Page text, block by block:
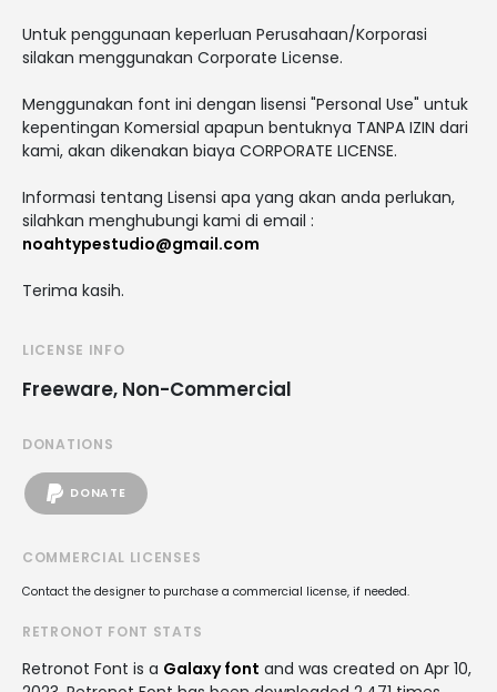
Untuk penggunaan keperluan Perusahaan/Korporasi
silakan menggunakan Corporate License.
Menggunakan font ini dengan lisensi "Personal Use" untuk
kepentingan Komersial apapun bentuknya TANPA IZIN dari
kami, akan dikenakan biaya CORPORATE LICENSE.
Informasi tentang Lisensi apa yang akan anda perlukan,
silahkan menghubungi kami di email :
noahtypestudio@gmail.com
Terima kasih.
LICENSE INFO
Freeware, Non-Commercial
DONATIONS
DONATE
COMMERCIAL LICENSES
Contact the designer to purchase a commercial license, if needed.
RETRONOT FONT STATS
Retronot Font is a Galaxy font and was created on Apr 10,